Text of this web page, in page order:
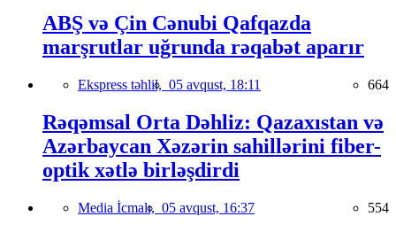
ABŞ və Çin Cənubi Qafqazda
marşrutlar uğrunda rəqabət aparır
Ekspress təhlil, 05 avqust, 18:11 664
Rəqəmsal Orta Dəhliz: Qazaxıstan və
Azərbaycan Xəzərin sahillərini fiber-
optik xətlə birləşdirdi
Media İcmalı, 05 avqust, 16:37 554